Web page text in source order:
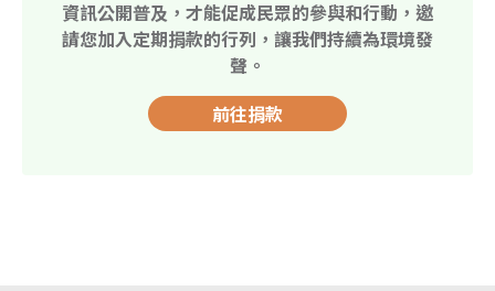
資訊公開普及，才能促成民眾的參與和行動，邀
請您加入定期捐款的行列，讓我們持續為環境發
聲。
前往捐款